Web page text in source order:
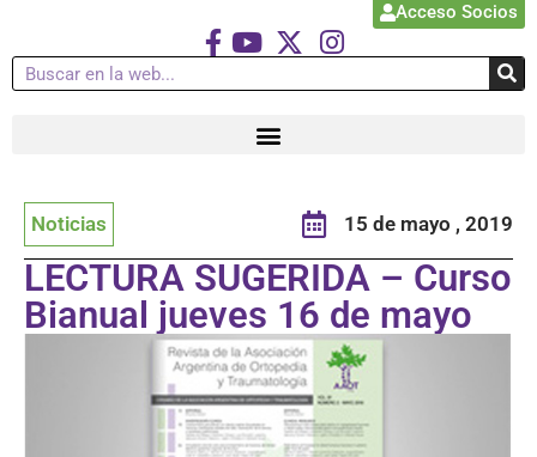
Acceso Socios
Noticias 15 de mayo , 2019
LECTURA SUGERIDA – Curso
Bianual jueves 16 de mayo